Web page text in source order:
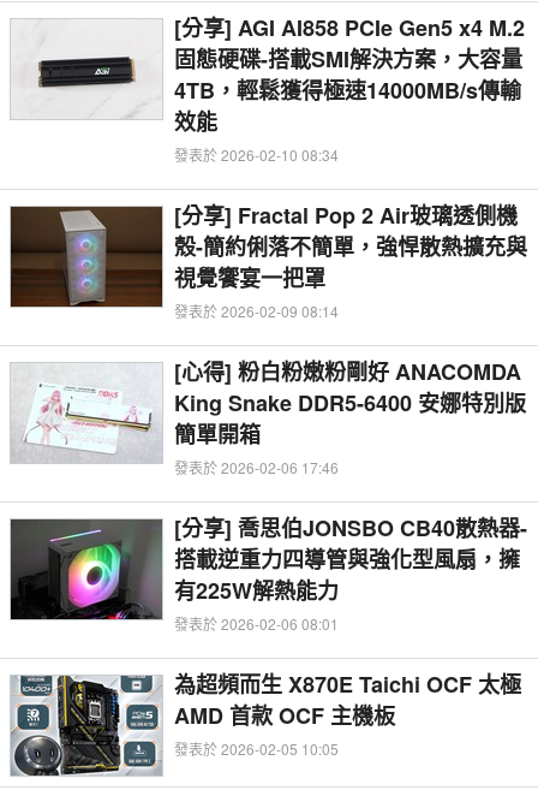
[分享] AGI AI858 PCIe Gen5 x4 M.2
固態硬碟-搭載SMI解決方案，大容量
4TB，輕鬆獲得極速14000MB/s傳輸
效能
發表於 2026-02-10 08:34
[分享] Fractal Pop 2 Air玻璃透側機
殼-簡約俐落不簡單，強悍散熱擴充與
視覺饗宴一把罩
發表於 2026-02-09 08:14
[心得] 粉白粉嫩粉剛好 ANACOMDA
King Snake DDR5-6400 安娜特別版
簡單開箱
發表於 2026-02-06 17:46
[分享] 喬思伯JONSBO CB40散熱器-
搭載逆重力四導管與強化型風扇，擁
有225W解熱能力
發表於 2026-02-06 08:01
為超頻而生 X870E Taichi OCF 太極
AMD 首款 OCF 主機板
發表於 2026-02-05 10:05